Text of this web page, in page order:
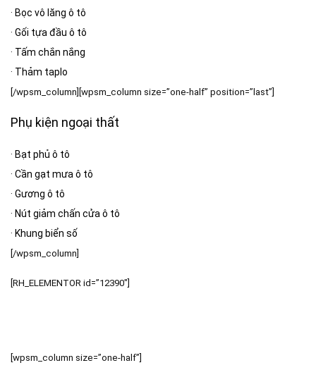
· Bọc vô lăng ô tô
· Gối tựa đầu ô tô
· Tấm chắn nắng
· Thảm taplo
[/wpsm_column][wpsm_column size=”one-half” position=”last”]
Phụ kiện ngoại thất
· Bạt phủ ô tô
· Cần gạt mưa ô tô
· Gương ô tô
· Nút giảm chấn cửa ô tô
· Khung biển số
[/wpsm_column]
[RH_ELEMENTOR id=”12390″]
[wpsm_column size=”one-half”]